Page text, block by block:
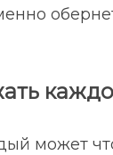
может